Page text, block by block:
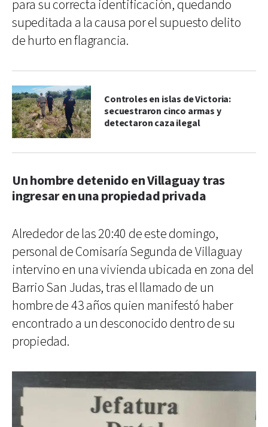
para su correcta identificación, quedando
supeditada a la causa por el supuesto delito
de hurto en flagrancia.
Controles en islas de Victoria:
secuestraron cinco armas y
detectaron caza ilegal
Un hombre detenido en Villaguay tras
ingresar en una propiedad privada
Alrededor de las 20:40 de este domingo,
personal de Comisaría Segunda de Villaguay
intervino en una vivienda ubicada en zona del
Barrio San Judas, tras el llamado de un
hombre de 43 años quien manifestó haber
encontrado a un desconocido dentro de su
propiedad.